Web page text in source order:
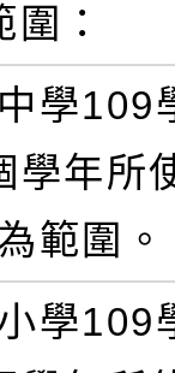
：
學109
學年所
範圍。
學109